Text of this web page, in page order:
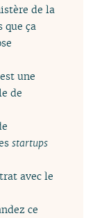
de la
que ça
une
de
startups
avec le
ce